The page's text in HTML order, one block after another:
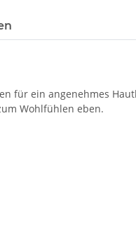
für ein angenehmes
Wohlfühlen eben.